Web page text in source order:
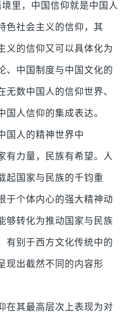
里，中国信仰就是中国人
色社会主义的信仰，其
义的信仰又可以具体化为
、中国制度与中国文化的
无数中国人的信仰世界、
国人信仰的集成表达。
人的精神世界中
力量，民族有希望。人
起国家与民族的千钧重
于个体内心的强大精神动
够转化为推动国家与民族
有别于西方文化传统中的
现出截然不同的内容形
其最高层次上表现为对